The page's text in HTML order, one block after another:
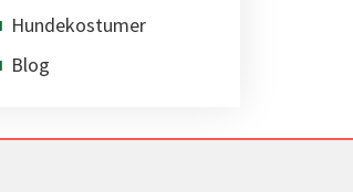
Hundekostumer
Blog